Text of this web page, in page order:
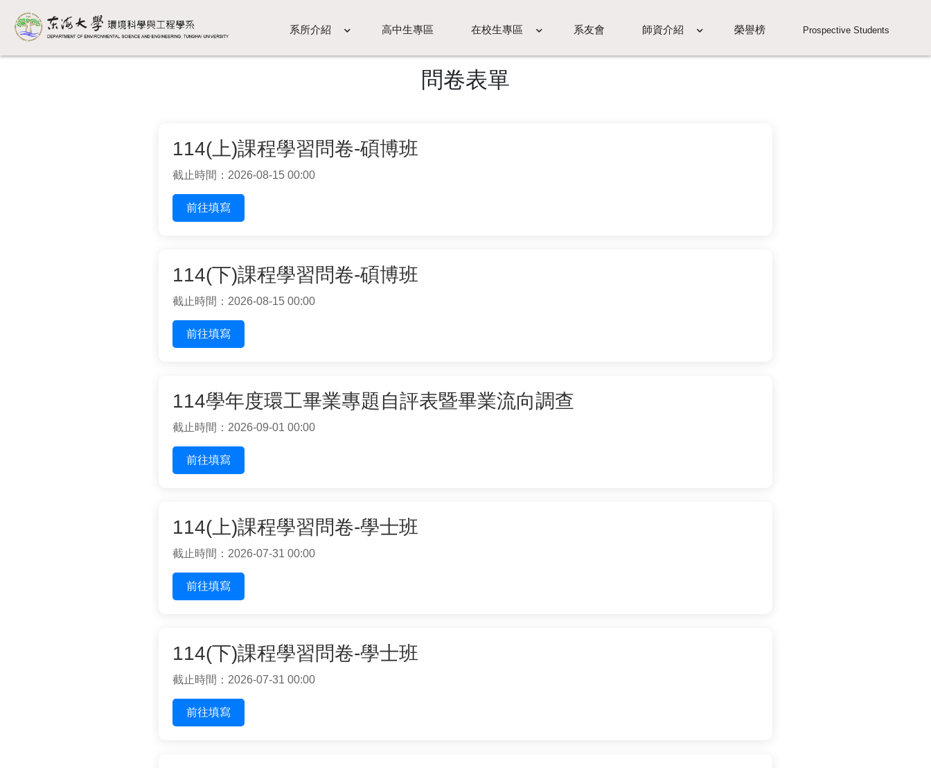
系所介紹 高中生專區 在校生專區 系友會 師資介紹 榮譽榜 Prospective Students
問卷表單
114(上)課程學習問卷-碩博班
截止時間：2026-08-15 00:00
前往填寫
114(下)課程學習問卷-碩博班
截止時間：2026-08-15 00:00
前往填寫
114學年度環工畢業專題自評表暨畢業流向調查
截止時間：2026-09-01 00:00
前往填寫
114(上)課程學習問卷-學士班
截止時間：2026-07-31 00:00
前往填寫
114(下)課程學習問卷-學士班
截止時間：2026-07-31 00:00
前往填寫